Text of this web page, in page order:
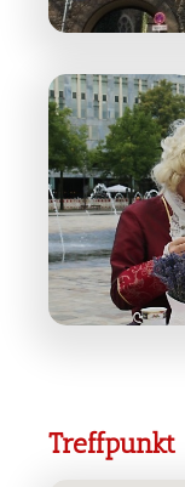
Treffpunkt